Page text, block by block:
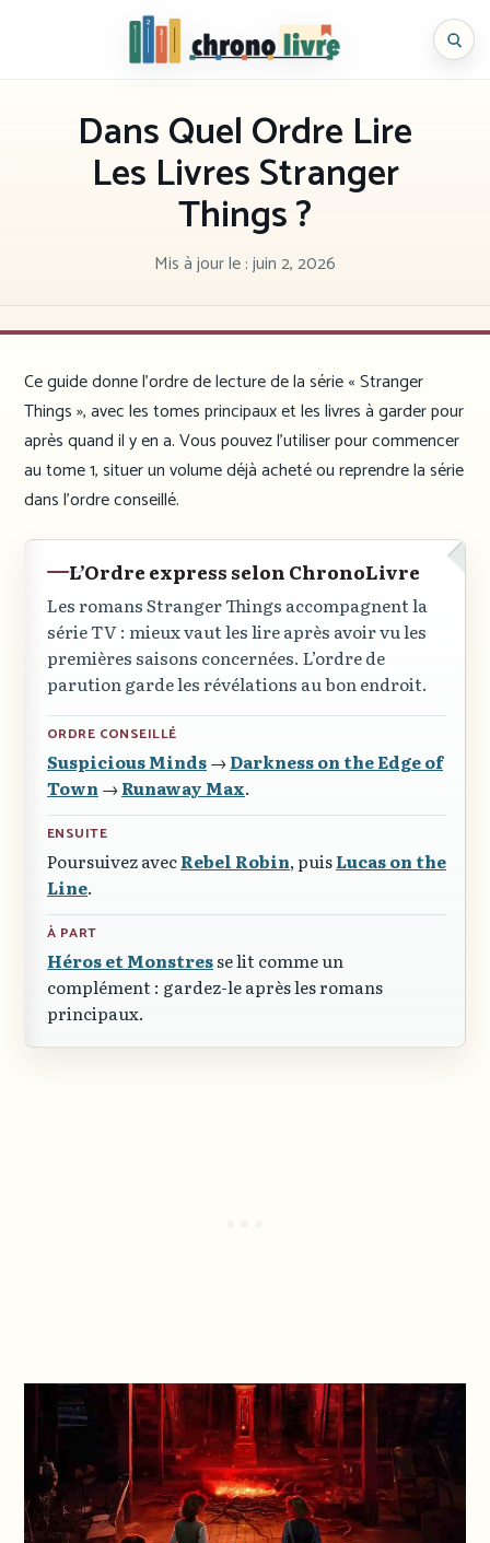
Chronolivre
Dans Quel Ordre Lire
Les Livres Stranger
Things ?
Mis à jour le :juin 2, 2026
Ce guide donne l’ordre de lecture de la série « Stranger
Things », avec les tomes principaux et les livres à garder pour
après quand il y en a. Vous pouvez l’utiliser pour commencer
au tome 1, situer un volume déjà acheté ou reprendre la série
dans l’ordre conseillé.
L’Ordre express selon ChronoLivre
Les romans Stranger Things accompagnent la
série TV : mieux vaut les lire après avoir vu les
premières saisons concernées. L’ordre de
parution garde les révélations au bon endroit.
ORDRE CONSEILLÉ
Suspicious Minds→Darkness on the Edge of
Town →Runaway Max.
ENSUITE
Poursuivez avecRebel Robin, puisLucas on the
Line.
À PART
Héros et Monstresse lit comme un
complément : gardez-le après les romans
principaux.